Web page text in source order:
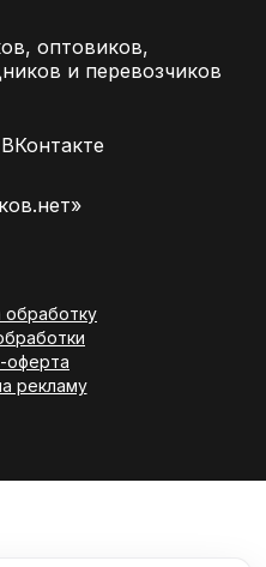
оптовиков,
и перевозчиков
ВКонтакте
обработку
оферта
рекламу